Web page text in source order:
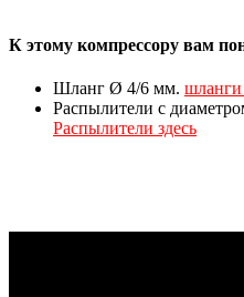
К этому компрессору вам
Шланг Ø 4/6 мм. шланги
Распылители с
Распылители здесь